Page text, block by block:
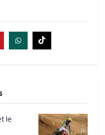
le